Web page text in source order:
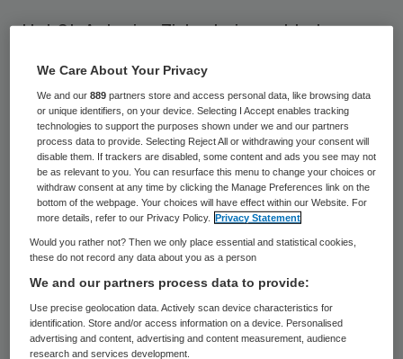
Het St. Antonius Ziekenhuis gaat het
concentreren. Daarmee wil het ziekenhuis
haar zorg betaalbaar en toegankelijk
houden. In 2035 moeten de plannen
gerealiseerd zijn.
Aan het besluit om de ziekenhuiszorg te
concentreren, zijn onderzoek en
gesprekken met medewerkers, patiënten,
gemeenten, huisartsen, ziekenhuizen en
We Care About Your Privacy
We and our889 partners store and access personal data, like browsing data
or unique identifiers, on your device. Selecting I Accept enables tracking
technologies to support the purposes shown under we and our partners
process data to provide. Selecting Reject All or withdrawing your consent will
disable them. If trackers are disabled, some content and ads you see may not
be as relevant to you. You can resurface this menu to change your choices or
withdraw consent at any time by clicking the Manage Preferences link on the
bottom of the webpage. Your choices will have effect within our Website. For
more details, refer to our Privacy Policy.
Privacy Statement
Would you rather not? Then we only place essential and statistical cookies,
these do not record any data about you as a person
We and our partners process data to provide:
Use precise geolocation data. Actively scan device characteristics for
identification. Store and/or access information on a device. Personalised
advertising and content, advertising and content measurement, audience
research and services development.